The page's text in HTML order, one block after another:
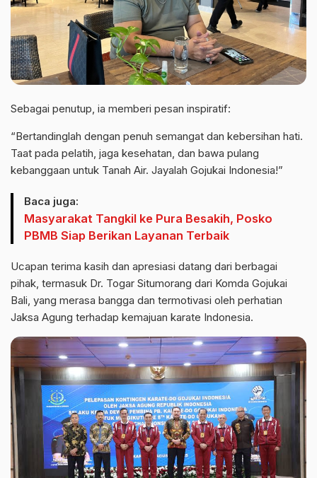
Sebagai penutup, ia memberi pesan inspiratif:
“Bertandinglah dengan penuh semangat dan kebersihan hati.
Taat pada pelatih, jaga kesehatan, dan bawa pulang
kebanggaan untuk Tanah Air. Jayalah Gojukai Indonesia!”
Baca juga:
Masyarakat Tangkil ke Pura Besakih, Posko
PBMB Siap Berikan Layanan Terbaik
Ucapan terima kasih dan apresiasi datang dari berbagai
pihak, termasuk Dr. Togar Situmorang dari Komda Gojukai
Bali, yang merasa bangga dan termotivasi oleh perhatian
Jaksa Agung terhadap kemajuan karate Indonesia.